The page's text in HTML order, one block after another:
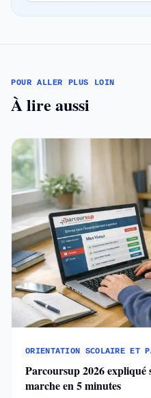
POUR ALLER PLUS LOIN
À lire aussi
ORIENTATION SCOLAIRE ET
Parcoursup 2026 expliqué
marche en 5 minutes